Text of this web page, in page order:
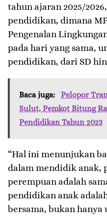
tahun ajaran 2025/
pendidikan, dimana
Pengenalan
pada hari yang sama,
pendidikan, dari SD
Baca juga:
Pelopor
Sulut, Pemkot Bitung
Pendidikan Tahun 2023
“Hal ini menunjukan
dalam mendidik anak,
perempuan adalah
pendidikan anak
bersama, bukan hanya